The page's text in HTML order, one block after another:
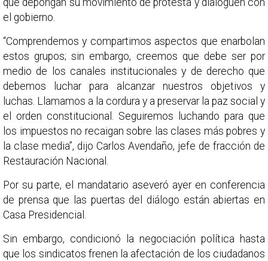
que depongan su movimiento de protesta y dialoguen con
el gobierno.
“Comprendemos y compartimos aspectos que enarbolan
estos grupos; sin embargo, creemos que debe ser por
medio de los canales institucionales y de derecho que
debemos luchar para alcanzar nuestros objetivos y
luchas. Llamamos a la cordura y a preservar la paz social y
el orden constitucional. Seguiremos luchando para que
los impuestos no recaigan sobre las clases más pobres y
la clase media”, dijo Carlos Avendaño, jefe de fracción de
Restauración Nacional.
Por su parte, el mandatario aseveró ayer en conferencia
de prensa que las puertas del diálogo están abiertas en
Casa Presidencial.
Sin embargo, condicionó la negociación política hasta
que los sindicatos frenen la afectación de los ciudadanos